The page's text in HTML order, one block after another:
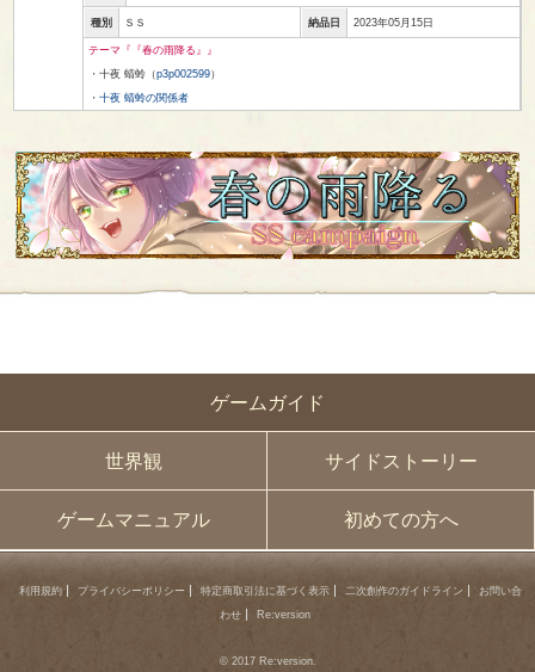
ゲームガイド
世界観 サイドストーリー
ゲームマニュアル 初めての方へ
種別 ＳＳ 納品日 2023年05月15日
テーマ『『春の雨降る』』
・十夜 蜻蛉（p3p002599）
・十夜 蜻蛉の関係者
利用規約 プライバシーポリシー 特定商取引法に基づく表示 二次創作のガイドライン
お問い合
わせ
Re:version
© 2017 Re:version.